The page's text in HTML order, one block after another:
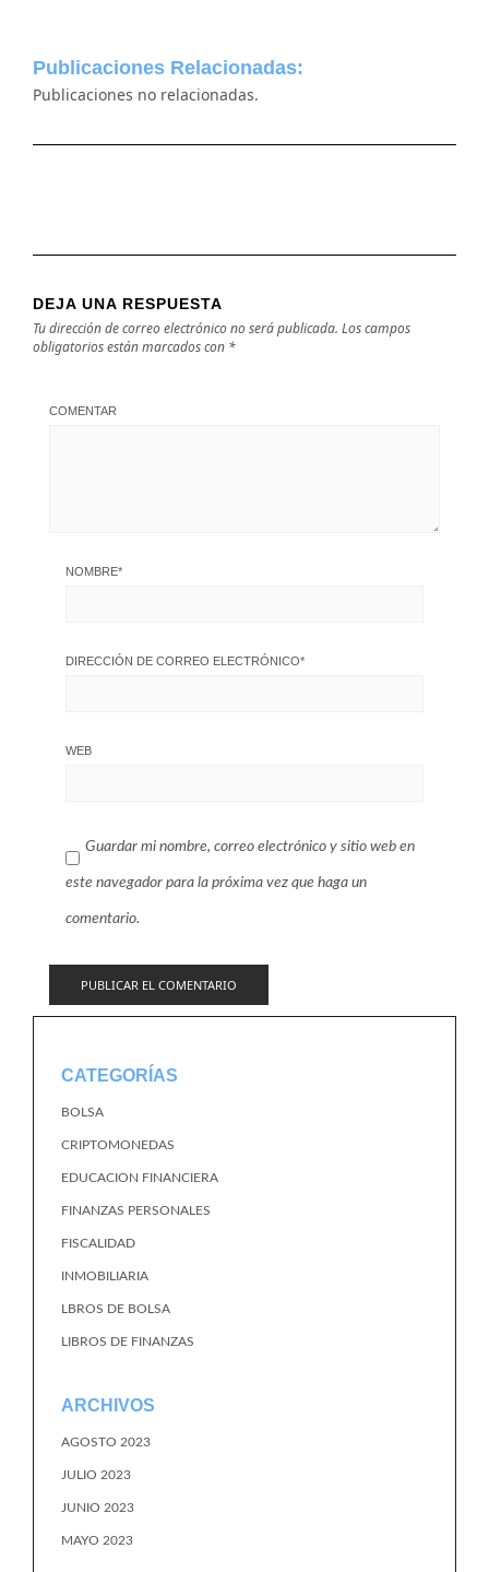
Publicaciones Relacionadas:
Publicaciones no relacionadas.
DEJA UNA RESPUESTA
Tu dirección de correo electrónico no será publicada. Los campos
obligatorios están marcados con *
COMENTAR
NOMBRE*
DIRECCIÓN DE CORREO ELECTRÓNICO*
WEB
Guardar mi nombre, correo electrónico y sitio web en
este navegador para la próxima vez que haga un
comentario.
CATEGORÍAS
BOLSA
CRIPTOMONEDAS
EDUCACION FINANCIERA
FINANZAS PERSONALES
FISCALIDAD
INMOBILIARIA
LBROS DE BOLSA
LIBROS DE FINANZAS
ARCHIVOS
AGOSTO 2023
JULIO 2023
JUNIO 2023
MAYO 2023